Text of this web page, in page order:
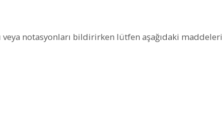
veya notasyonları bildirirken lütfen aşağıdaki maddeleri